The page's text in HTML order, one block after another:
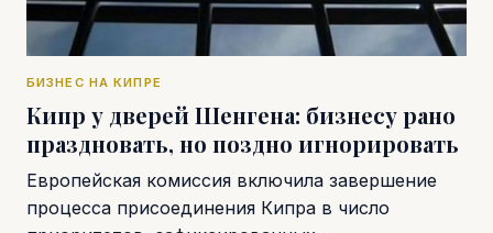
БИЗНЕС НА КИПРЕ
Кипр у дверей Шенгена: бизнесу рано
праздновать, но поздно игнорировать
Европейская комиссия включила завершение
процесса присоединения Кипра в число